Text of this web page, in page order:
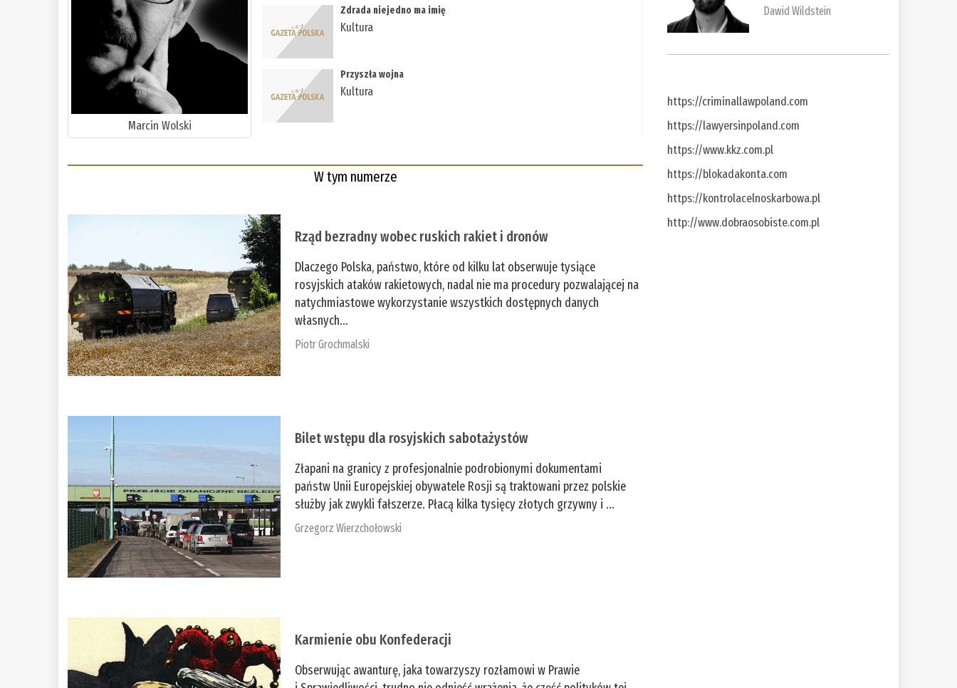
Marcin Wolski
Zdrada niejedno ma imię
Kultura
Przyszła wojna
Kultura
W tym numerze
Rząd bezradny wobec ruskich rakiet i dronów
Dlaczego Polska, państwo, które od kilku lat obserwuje tysiące
rosyjskich ataków rakietowych, nadal nie ma procedury pozwalającej na
natychmiastowe wykorzystanie wszystkich dostępnych danych
własnych...
Piotr Grochmalski
Bilet wstępu dla rosyjskich sabotażystów
Złapani na granicy z profesjonalnie podrobionymi dokumentami
państw Unii Europejskiej obywatele Rosji są traktowani przez polskie
służby jak zwykli fałszerze. Płacą kilka tysięcy złotych grzywny i ...
Grzegorz Wierzchołowski
Karmienie obu Konfederacji
Obserwując awanturę, jaka towarzyszy rozłamowi w Prawie
Dawid Wildstein
https://criminallawpoland.com
https://lawyersinpoland.com
https://www.kkz.com.pl
https://blokadakonta.com
https://kontrolacelnoskarbowa.pl
http://www.dobraosobiste.com.pl